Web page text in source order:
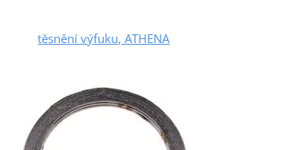
těsnění výfuku, ATHENA